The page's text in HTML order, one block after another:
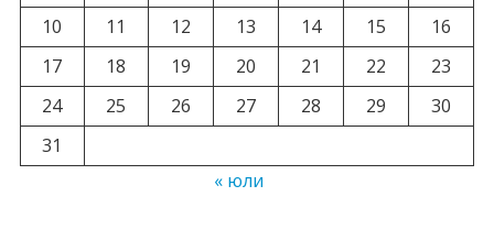
10
11 12 13 14 15
16
17
18 19 20 21 22
23
24
25 26 27 28 29
30
31
« юли